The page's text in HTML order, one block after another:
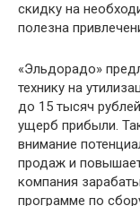
скидку на
полезна
«Эльдорадо»
технику на
до 15 тысяч
ущерб прибыли.
внимание
продаж и
компания
программе по